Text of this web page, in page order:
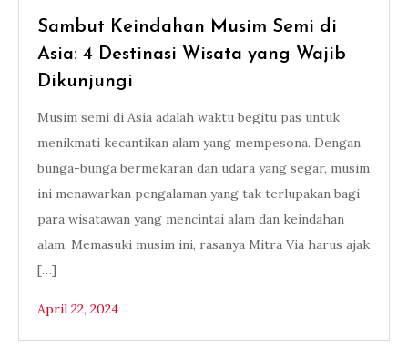
Sambut Keindahan Musim Semi di
Asia: 4 Destinasi Wisata yang Wajib
Dikunjungi
Musim semi di Asia adalah waktu begitu pas untuk
menikmati kecantikan alam yang mempesona. Dengan
bunga-bunga bermekaran dan udara yang segar, musim
ini menawarkan pengalaman yang tak terlupakan bagi
para wisatawan yang mencintai alam dan keindahan
alam. Memasuki musim ini, rasanya Mitra Via harus ajak
[…]
April 22, 2024